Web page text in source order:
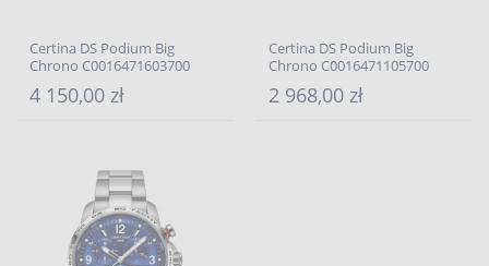
Certina DS Podium Big
Chrono C0016471603700
4 150,00 zł
Certina DS Podium Big
Chrono C0016471105700
2 968,00 zł